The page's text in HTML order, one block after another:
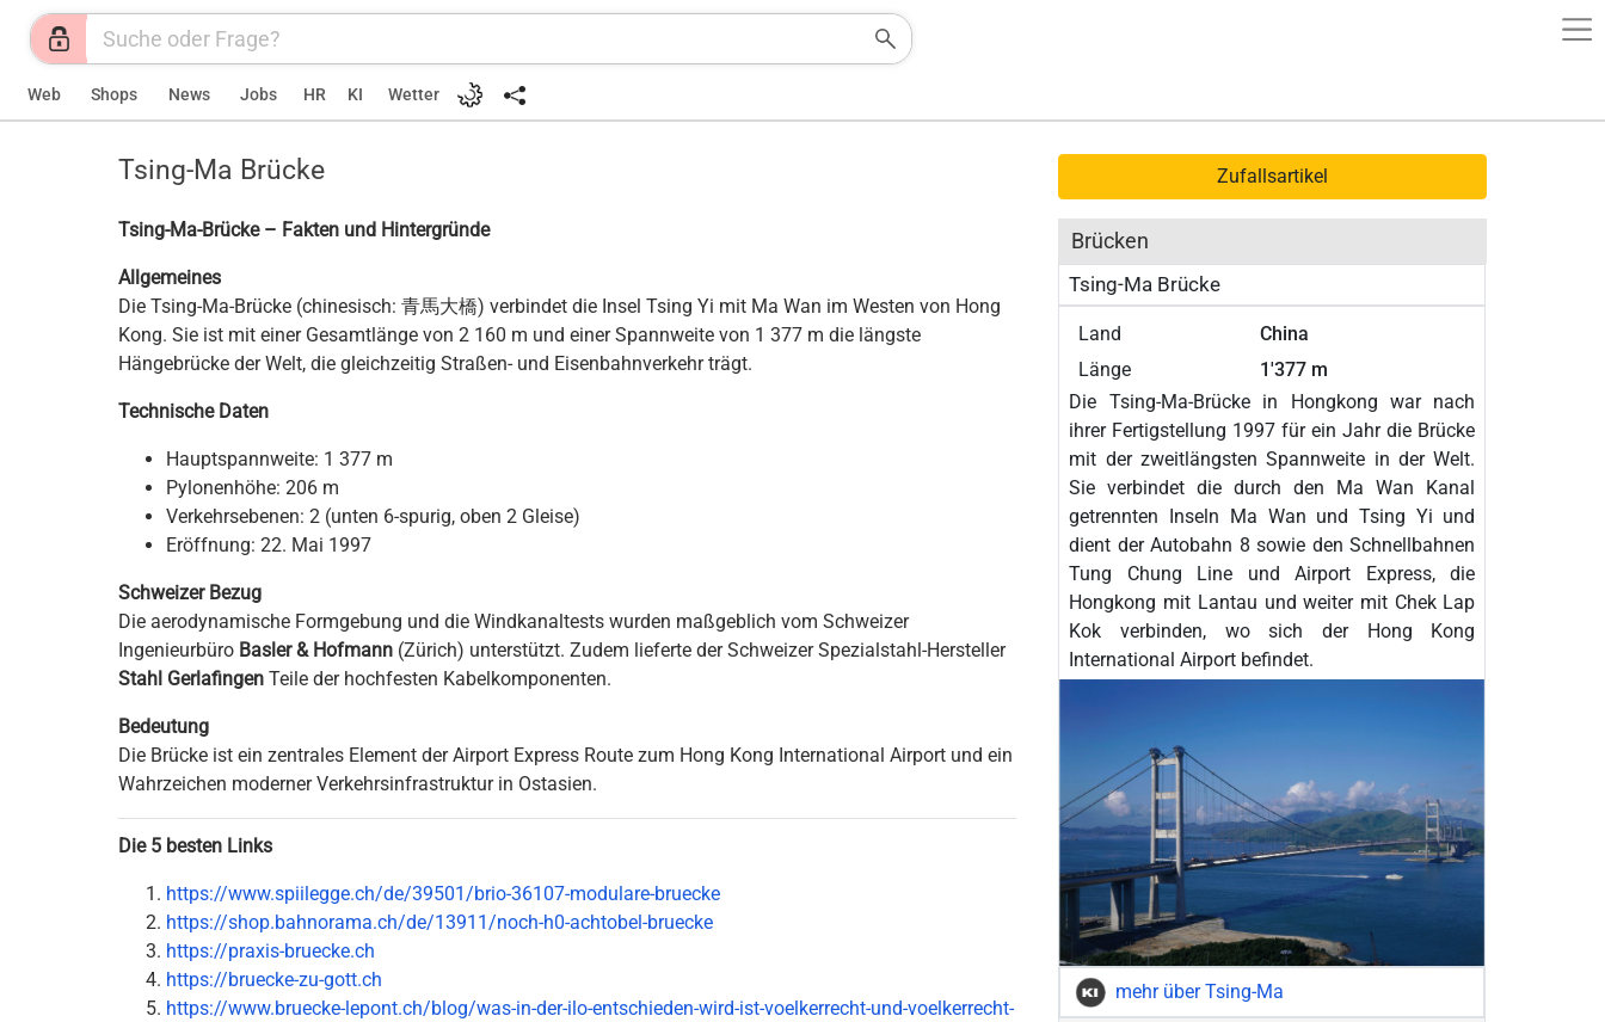
Web Shops News Jobs HR KI Wetter
Tsing-Ma Brücke
Tsing-Ma-Brücke – Fakten und Hintergründe
Allgemeines
Die Tsing-Ma-Brücke (chinesisch: 青馬大橋) verbindet die Insel Tsing Yi mit Ma Wan im Westen von Hong
Kong. Sie ist mit einer Gesamtlänge von 2 160 m und einer Spannweite von 1 377 m die längste
Hängebrücke der Welt, die gleichzeitig Straßen- und Eisenbahnverkehr trägt.
Technische Daten
Hauptspannweite: 1 377 m
Pylonenhöhe: 206 m
Verkehrsebenen: 2 (unten 6-spurig, oben 2 Gleise)
Eröffnung: 22. Mai 1997
Schweizer Bezug
Die aerodynamische Formgebung und die Windkanaltests wurden maßgeblich vom Schweizer
Ingenieurbüro Basler & Hofmann (Zürich) unterstützt. Zudem lieferte der Schweizer Spezialstahl-Hersteller
Stahl Gerlafingen Teile der hochfesten Kabelkomponenten.
Bedeutung
Die Brücke ist ein zentrales Element der Airport Express Route zum Hong Kong International Airport und ein
Wahrzeichen moderner Verkehrsinfrastruktur in Ostasien.
Die 5 besten Links
https://www.spiilegge.ch/de/39501/brio-36107-modulare-bruecke
https://shop.bahnorama.ch/de/13911/noch-h0-achtobel-bruecke
https://praxis-bruecke.ch
https://bruecke-zu-gott.ch
https://www.bruecke-lepont.ch/blog/was-in-der-ilo-entschieden-wird-ist-voelkerrecht-und-voelkerrecht-
Zufallsartikel
Brücken
Tsing-Ma Brücke
Land
China
Länge
1'377 m
Die Tsing-Ma-Brücke in Hongkong war nach
ihrer Fertigstellung 1997 für ein Jahr die Brücke
mit der zweitlängsten Spannweite in der Welt.
Sie verbindet die durch den Ma Wan Kanal
getrennten Inseln Ma Wan und Tsing Yi und
dient der Autobahn 8 sowie den Schnellbahnen
Tung Chung Line und Airport Express, die
Hongkong mit Lantau und weiter mit Chek Lap
Kok verbinden, wo sich der Hong Kong
International Airport befindet.
mehr über Tsing-Ma